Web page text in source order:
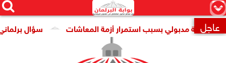
×


 عاجل سؤال برلماني حول مدبولي بسبب استمرار أزمة المعاشات